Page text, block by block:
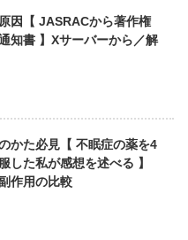
因【 JASRACから著作権
知書 】Xサーバーから／解
かた必見【 不眠症の薬を4
した私が感想を述べる 】
作用の比較